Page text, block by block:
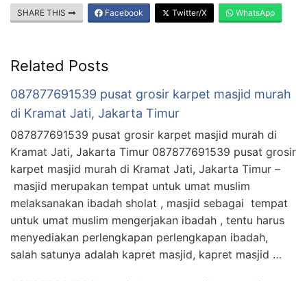
SHARE THIS Facebook Twitter/X WhatsApp
Related Posts
087877691539 pusat grosir karpet masjid murah
di Kramat Jati, Jakarta Timur
087877691539 pusat grosir karpet masjid murah di
Kramat Jati, Jakarta Timur 087877691539 pusat grosir
karpet masjid murah di Kramat Jati, Jakarta Timur –
masjid merupakan tempat untuk umat muslim
melaksanakan ibadah sholat , masjid sebagai tempat
untuk umat muslim mengerjakan ibadah , tentu harus
menyediakan perlengkapan perlengkapan ibadah,
salah satunya adalah kapret masjid, kapret masjid …